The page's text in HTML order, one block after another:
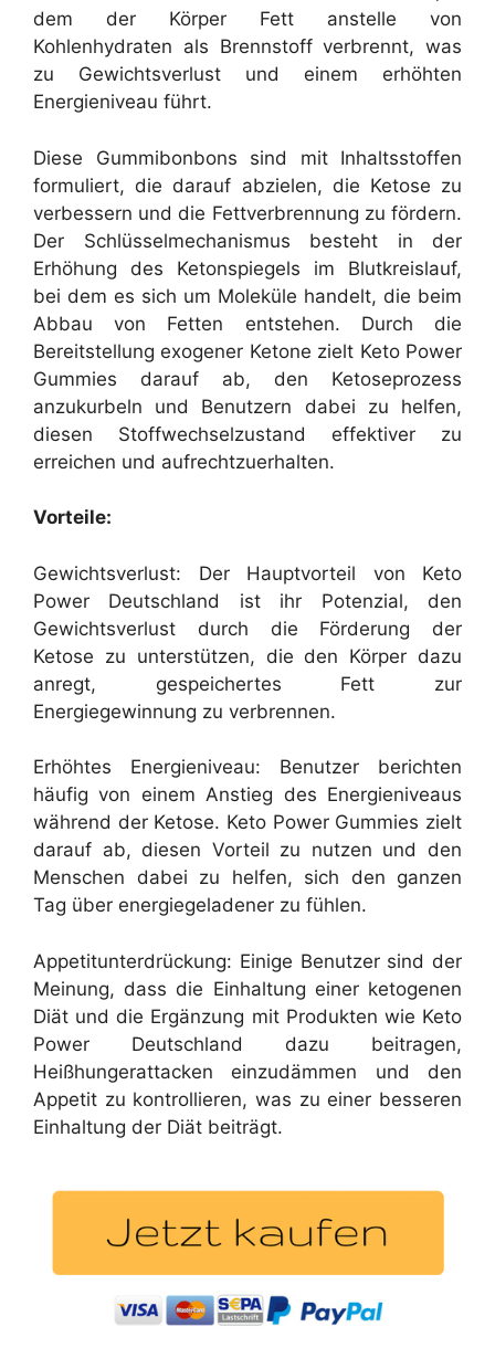
dem der Körper Fett anstelle von
Kohlenhydraten als Brennstoff verbrennt, was
zu Gewichtsverlust und einem erhöhten
Energieniveau führt.
Diese Gummibonbons sind mit Inhaltsstoffen
formuliert, die darauf abzielen, die Ketose zu
verbessern und die Fettverbrennung zu fördern.
Der Schlüsselmechanismus besteht in der
Erhöhung des Ketonspiegels im Blutkreislauf,
bei dem es sich um Moleküle handelt, die beim
Abbau von Fetten entstehen. Durch die
Bereitstellung exogener Ketone zielt Keto Power
Gummies darauf ab, den Ketoseprozess
anzukurbeln und Benutzern dabei zu helfen,
diesen Stoffwechselzustand effektiver zu
erreichen und aufrechtzuerhalten.
Vorteile:
Gewichtsverlust: Der Hauptvorteil von Keto
Power Deutschland ist ihr Potenzial, den
Gewichtsverlust durch die Förderung der
Ketose zu unterstützen, die den Körper dazu
anregt, gespeichertes Fett zur
Energiegewinnung zu verbrennen.
Erhöhtes Energieniveau: Benutzer berichten
häufig von einem Anstieg des Energieniveaus
während der Ketose. Keto Power Gummies zielt
darauf ab, diesen Vorteil zu nutzen und den
Menschen dabei zu helfen, sich den ganzen
Tag über energiegeladener zu fühlen.
Appetitunterdrückung: Einige Benutzer sind der
Meinung, dass die Einhaltung einer ketogenen
Diät und die Ergänzung mit Produkten wie Keto
Power Deutschland dazu beitragen,
Heißhungerattacken einzudämmen und den
Appetit zu kontrollieren, was zu einer besseren
Einhaltung der Diät beiträgt.